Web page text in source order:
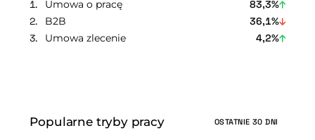
Umowa o pracę
83,3%
B2B
36,1%
Umowa zlecenie
4,2%
Popularne tryby pracy OSTATNIE 30 DNI